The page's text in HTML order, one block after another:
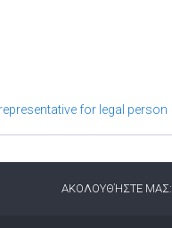
for legal person
ΑΚΟΛΟΥΘΉΣΤΕ ΜΑΣ: